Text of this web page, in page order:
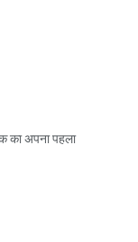
का अपना पहला